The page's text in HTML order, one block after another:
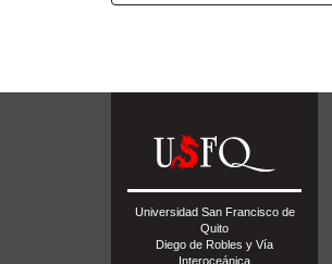
Universidad San Francisco de
Quito
Diego de Robles y Vía
Interoceánica